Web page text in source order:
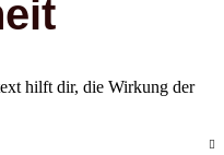
hilft dir, die Wirkung der